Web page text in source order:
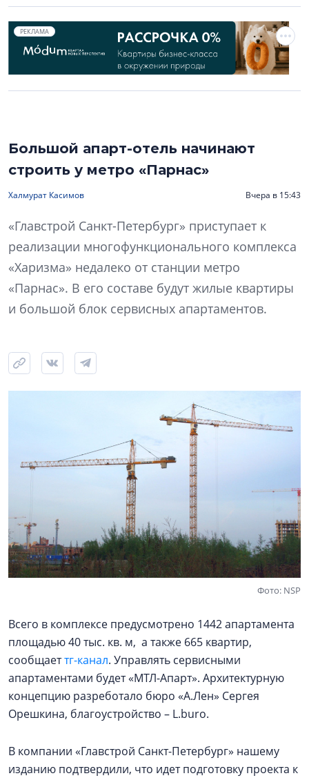
РЕКЛАМА
Большой апарт-отель начинают
строить у метро «Парнас»
Халмурат Касимов Вчера в 15:43
«Главстрой Санкт-Петербург» приступает к
реализации многофункционального комплекса
«Харизма» недалеко от станции метро
«Парнас». В его составе будут жилые квартиры
и большой блок сервисных апартаментов.
Фото: NSP
Всего в комплексе предусмотрено 1442 апартамента
площадью 40 тыс. кв. м, а также 665 квартир,
сообщаеттг-канал. Управлять сервисными
апартаментами будет «МТЛ-Апарт». Архитектурную
концепцию разреботало бюро «А.Лен» Сергея
Орешкина, благоустройство – L.buro.
В компании «Главстрой Санкт-Петербург» нашему
изданию подтвердили, что идет подготовку проекта к